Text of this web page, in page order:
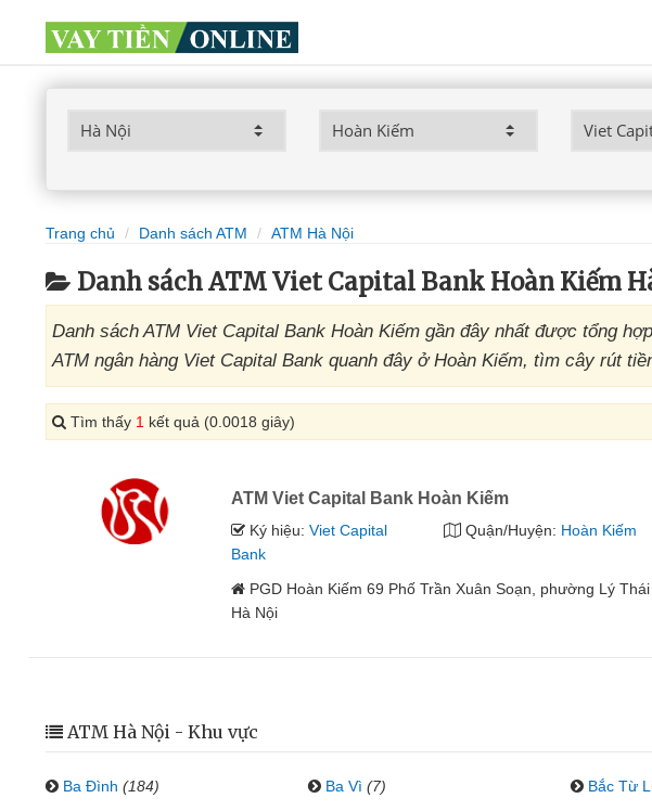
Trang chủ Danh sách ATM ATM Hà Nội
Danh sách ATM Viet Capital Bank Hoàn Kiếm
Danh sách ATM Viet Capital Bank Hoàn Kiếm gần đây nhất được tổng
ATM ngân hàng Viet Capital Bank quanh đây ở Hoàn Kiếm, tìm cây rút
Tìm thấy 1 kết quả (0.0018 giây)
ATM Viet Capital Bank Hoàn Kiếm
Ký hiệu:Viet Capital
Bank
Quận/Huyện: Hoàn Kiếm
PGD Hoàn Kiếm 69 Phố Trần Xuân Soạn, phường Lý
Hà Nội
ATM Hà Nội - Khu vực
Ba Đình (184) Ba Vì (7) Bắc Từ